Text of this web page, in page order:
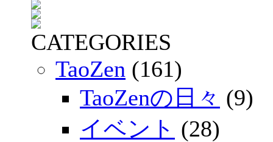
CATEGORIES
TaoZen (161)
TaoZenの日々 (9)
イベント (28)